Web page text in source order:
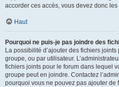
accorder ces accès, vous devez donc les
Haut
Pourquoi ne puis-je pas joindre des
La possibilité d’ajouter des fichiers
groupe, ou par utilisateur.
fichiers joints pour le forum dans lequel
groupe peut en joindre. Contactez
pourquoi vous ne pouvez pas ajouter de